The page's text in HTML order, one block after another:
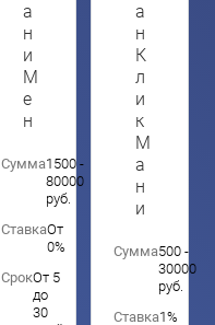
а
н
и
М
е
н
Сумма1500 -
80000
руб.
СтавкаОт
0%
СрокОт 5
до
30
а
н
К
л
и
к
М
а
н
и
Сумма500 -
30000
руб.
Ставка1%